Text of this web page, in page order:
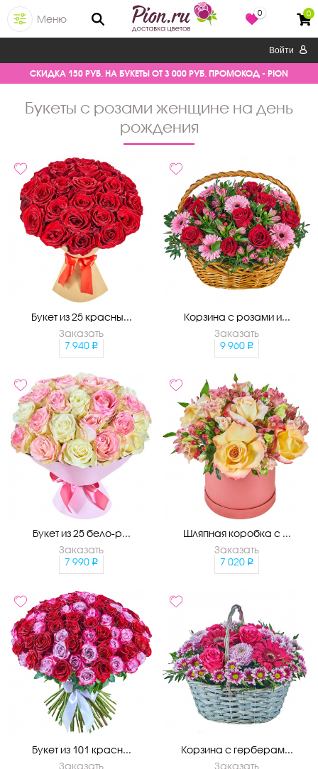
Меню
0 0
Войти
СКИДКА 150 РУБ. НА БУКЕТЫ ОТ 3 000 РУБ. ПРОМОКОД - PION
букеты с розами женщине на день
рождения
Букет из 25 красны...
Заказать
7 940
Корзина с розами и...
Заказать
9 960
Букет из 25 бело-р...
Заказать
7 990
Шляпная коробка с ...
Заказать
7 020
Букет из 101 красн...
Заказать
Корзина с герберам...
Заказать